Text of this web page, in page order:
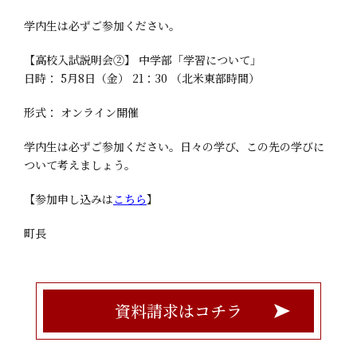
学内生は必ずご参加ください。
【高校入試説明会②】 中学部「学習について」
日時： 5月8日（金） 21：30 （北米東部時間）
形式： オンライン開催
学内生は必ずご参加ください。日々の学び、この先の学びに
ついて考えましょう。
【参加申し込みは こちら】
町長
資料請求はコチラ